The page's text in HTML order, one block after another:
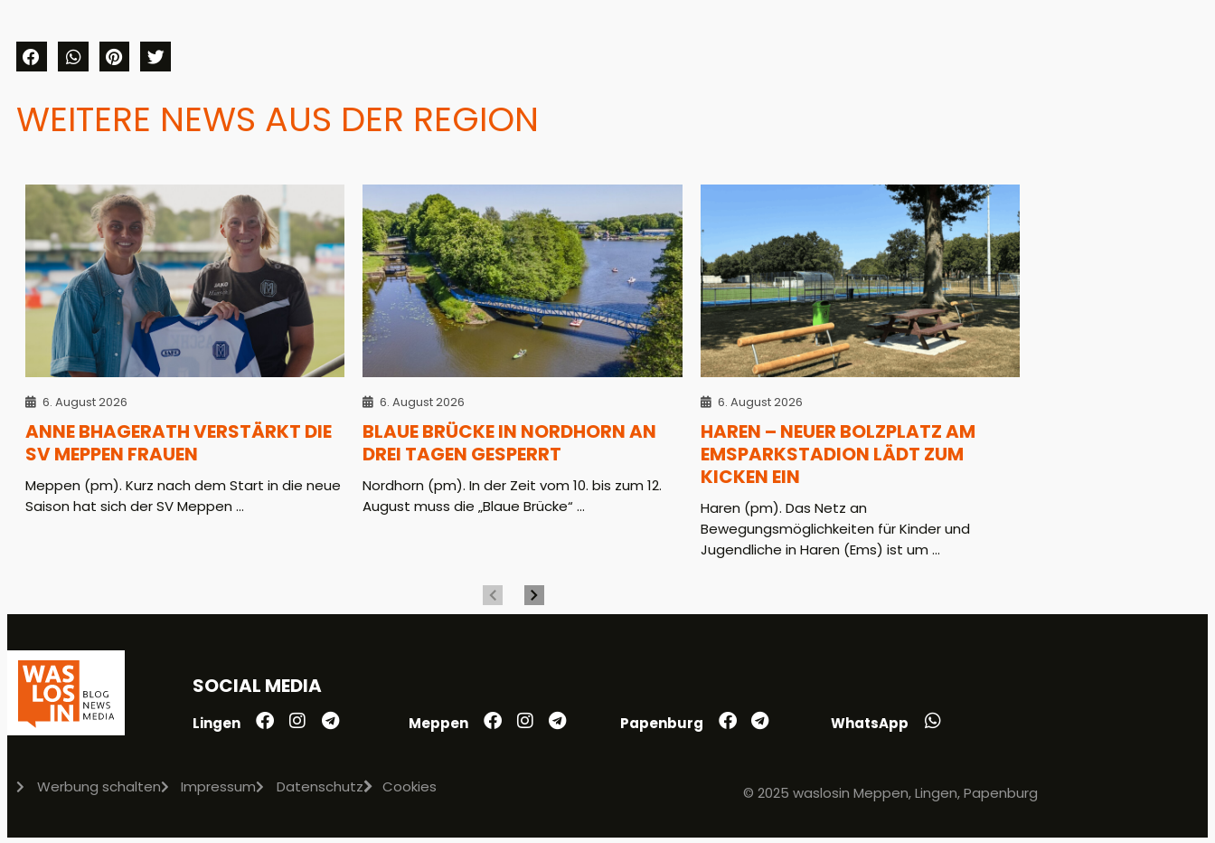
WEITERE NEWS AUS DER REGION
6. August 2026
ANNE BHAGERATH VERSTÄRKT DIE
SV MEPPEN FRAUEN
Meppen (pm). Kurz nach dem Start in die neue
Saison hat sich der SV Meppen ...
6. August 2026
BLAUE BRÜCKE IN NORDHORN AN
DREI TAGEN GESPERRT
Nordhorn (pm). In der Zeit vom 10. bis zum 12.
August muss die „Blaue Brücke“ ...
6. August 2026
HAREN – NEUER BOLZPLATZ AM
EMSPARKSTADION LÄDT ZUM
KICKEN EIN
Haren (pm). Das Netz an
Bewegungsmöglichkeiten für Kinder und
Jugendliche in Haren (Ems) ist um ...
SOCIAL MEDIA
Lingen Meppen Papenburg WhatsApp
Werbung schalten Impressum Datenschutz Cookies © 2025 waslosin Meppen, Lingen, Papenburg